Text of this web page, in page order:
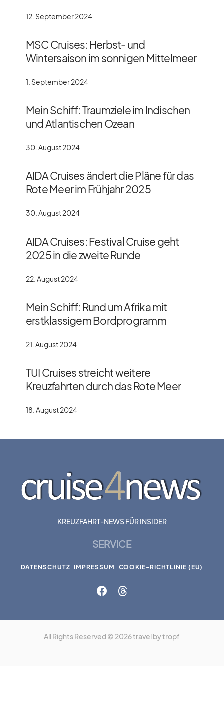
12. September 2024
MSC Cruises: Herbst- und
Wintersaison im sonnigen Mittelmeer
1. September 2024
Mein Schiff: Traumziele im Indischen
und Atlantischen Ozean
30. August 2024
AIDA Cruises ändert die Pläne für das
Rote Meer im Frühjahr 2025
30. August 2024
AIDA Cruises: Festival Cruise geht
2025 in die zweite Runde
22. August 2024
Mein Schiff: Rund um Afrika mit
erstklassigem Bordprogramm
21. August 2024
TUI Cruises streicht weitere
Kreuzfahrten durch das Rote Meer
18. August 2024
KREUZFAHRT-NEWS FÜR INSIDER
SERVICE
DATENSCHUTZ IMPRESSUM COOKIE-RICHTLINIE (EU)
All Rights Reserved © 2026 travel by tropf